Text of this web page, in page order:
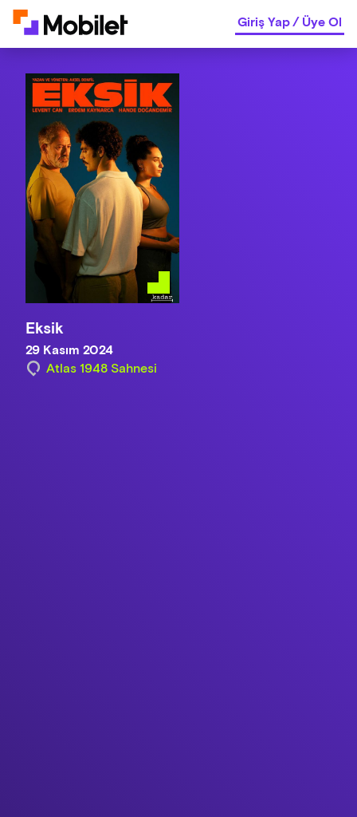
Giriş Yap/Üye Ol
Eksik
29 Kasım 2024
Atlas 1948 Sahnesi